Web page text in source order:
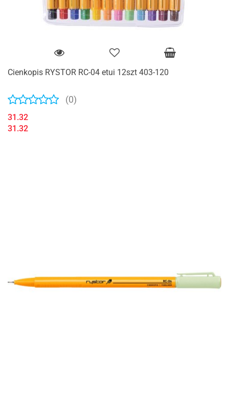
Cienkopis RYSTOR RC-04 etui 12szt 403-120
(0)
31.32
31.32